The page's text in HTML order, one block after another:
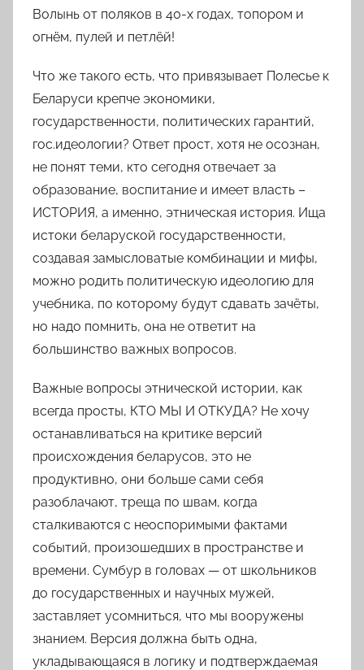
Волынь от поляков в 40-х годах, топором и
огнём, пулей и петлёй!
Что же такого есть, что привязывает Полесье к
Беларуси крепче экономики,
государственности, политических гарантий,
гос.идеологии? Ответ прост, хотя не осознан,
не понят теми, кто сегодня отвечает за
образование, воспитание и имеет власть –
ИСТОРИЯ, а именно, этническая история. Ища
истоки беларуской государственности,
создавая замысловатые комбинации и мифы,
можно родить политическую идеологию для
учебника, по которому будут сдавать зачёты,
но надо помнить, она не ответит на
большинство важных вопросов.
Важные вопросы этнической истории, как
всегда просты, КТО МЫ И ОТКУДА? Не хочу
останавливаться на критике версий
происхождения беларусов, это не
продуктивно, они больше сами себя
разоблачают, треща по швам, когда
сталкиваются с неоспоримыми фактами
событий, произошедших в пространстве и
времени. Сумбур в головах — от школьников
до государственных и научных мужей,
заставляет усомниться, что мы вооружены
знанием. Версия должна быть одна,
укладывающаяся в логику и подтверждаемая